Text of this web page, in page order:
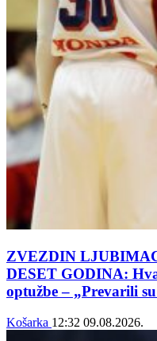
ZVEZDIN
DESET GODINA:
optužbe – „Prevarili
Košarka 12:32 09.08.2026.